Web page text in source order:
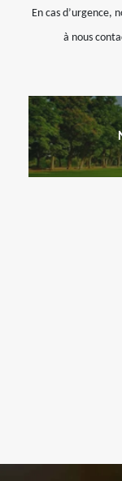
En cas d’urgence,
à nous